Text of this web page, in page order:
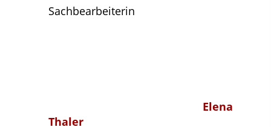
Sachbearbeiterin
Elena
Thaler